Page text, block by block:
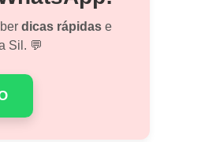
dicas rápidas e
Sil. 💬